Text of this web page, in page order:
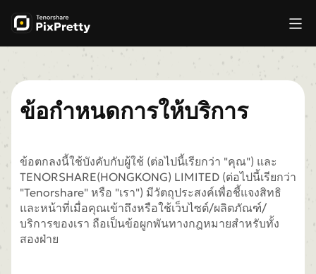
ข้อกำหนดการให้บริการ
ข้อตกลงนี้ใช้บังคับกับผู้ใช้ (ต่อไปนี้เรียกว่า "คุณ") และ
TENORSHARE(HONGKONG) LIMITED (ต่อไปนี้เรียกว่า
"Tenorshare" หรือ "เรา") มีวัตถุประสงค์เพื่อชี้แจงสิทธิ
และหน้าที่เมื่อคุณเข้าถึงหรือใช้เว็บไซต์/ผลิตภัณฑ์/
บริการของเรา ถือเป็นข้อผูกพันทางกฎหมายสำหรับทั้ง
สองฝ่าย